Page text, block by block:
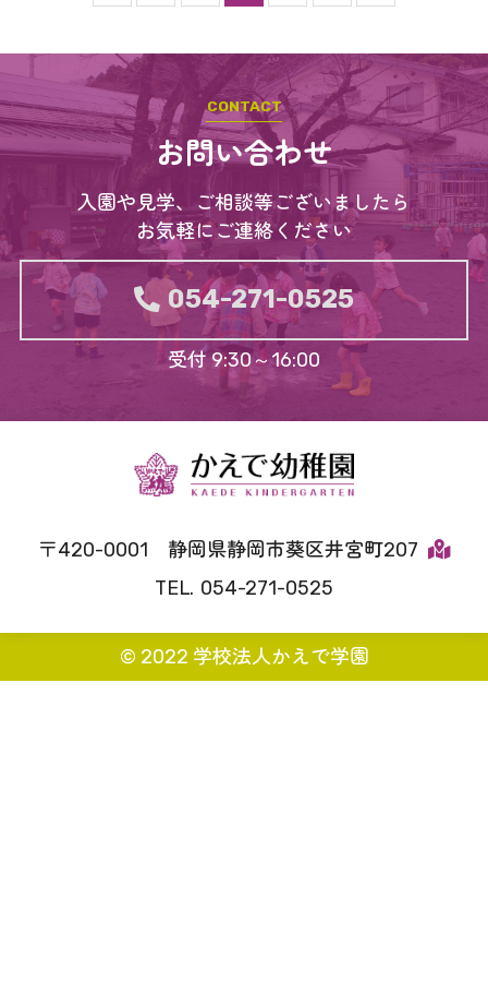
お問い合わせ
入園や見学、ご相談等ございましたら
お気軽にご連絡ください
054-271-0525
受付 9:30～16:00
420-0001
静岡県静岡市葵区井宮町207
054-271-0525
© 2022 学校法人かえで学園